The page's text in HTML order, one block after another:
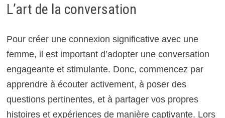
L’art de la conversation
Pour créer une connexion significative avec une
femme, il est important d’adopter une conversation
engageante et stimulante. Donc, commencez par
apprendre à écouter activement, à poser des
questions pertinentes, et à partager vos propres
histoires et expériences de manière captivante. Lors